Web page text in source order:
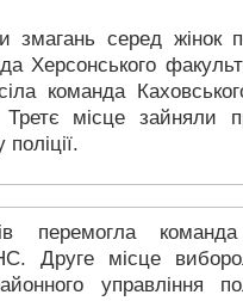
змагань серед жінок
Херсонського
команда
Третє місце зайняли
перемогла
Друге місце
управління